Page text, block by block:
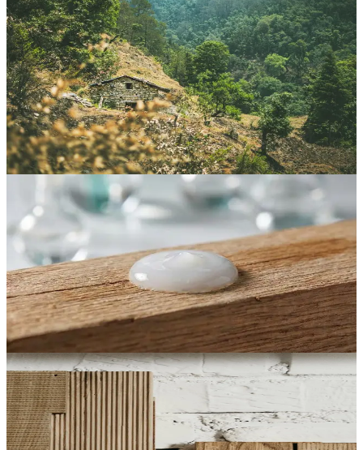
Come Proteggere la Vostra Casa dagli
Incendi Boschivi: Guida Completa alla
Prevenzione in 7 Passi
Piano pratico in 7 passi per proteggere la tua casa dagli incendi
boschivi che copre zone di difesa, trattare il legno esposto e
proteggere la vegetazione con un ritardante di fiamma.
Leggi Articolo
Guide Pratiche
12 min di lettura
Cos'è un Ritardante di Fiamma e Come
Funziona?
La scienza dietro il modo in cui i ritardanti di fiamma ritardano o
impediscono l'ignizione, i 4 tipi principali a confronto e perché i gel
termoreattivi ecologici sono la scelta sicura.
Leggi Articolo
Guide Pratiche
11 min di lettura
Ritardante di Fiamma per il Legno:
Come Scegliere e Applicare